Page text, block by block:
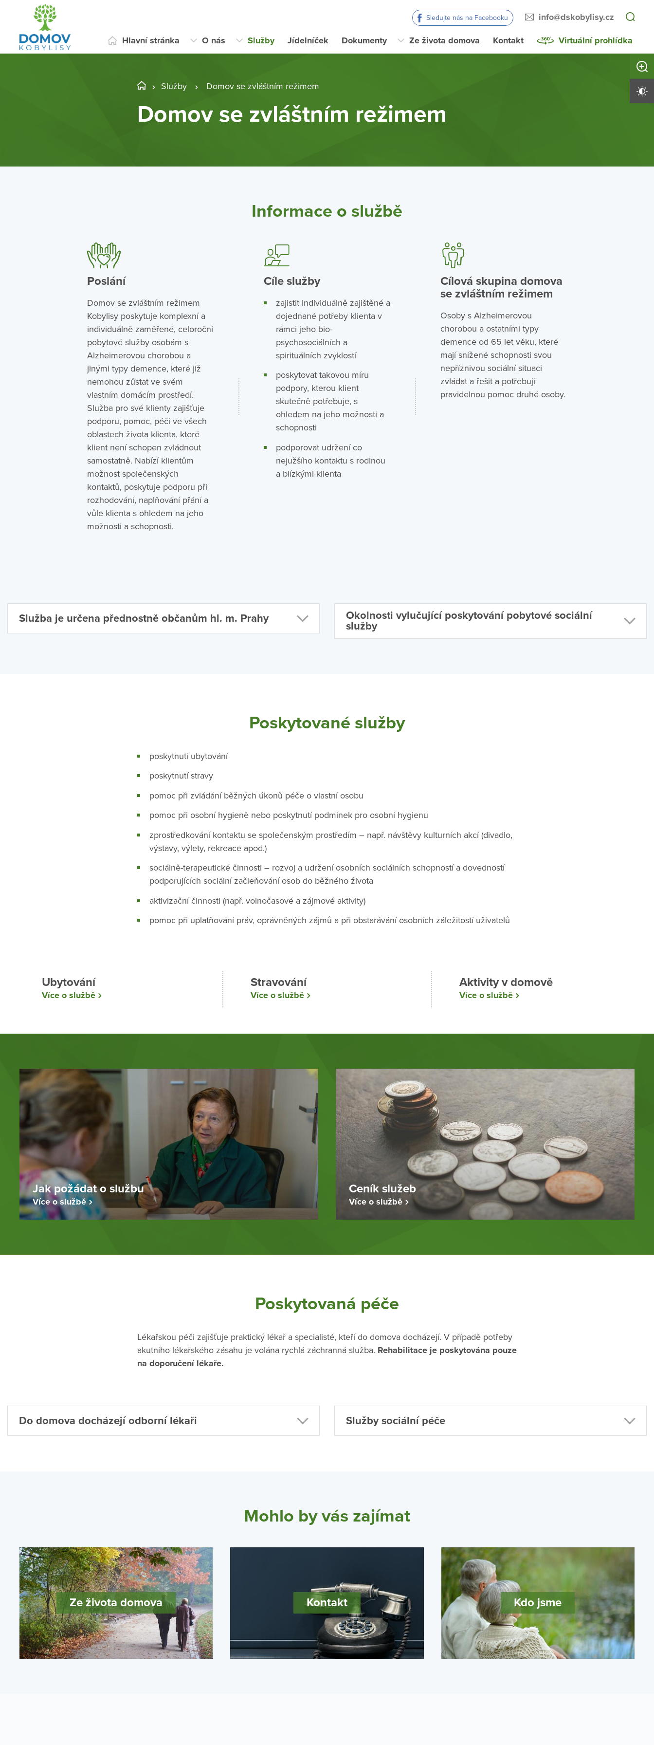
Sledujte nás na Facebooku info@dskobylisy.cz
Hlavní stránka O nás Služby Jídelníček Dokumenty Ze života domova Kontakt Virtuální prohlídka
Služby Domov se zvláštním režimem
Domov se zvláštním režimem
Informace o službě
Poslání
Domov se zvláštním režimem
Kobylisy poskytuje komplexní a
individuálně zaměřené, celoroční
pobytové služby osobám s
Alzheimerovou chorobou a
jinými typy demence, které již
nemohou zůstat ve svém
vlastním domácím prostředí.
Služba pro své klienty zajišťuje
podporu, pomoc, péči ve všech
oblastech života klienta, které
klient není schopen zvládnout
samostatně. Nabízí klientům
možnost společenských
kontaktů, poskytuje podporu při
rozhodování, naplňování přání a
vůle klienta s ohledem na jeho
možnosti a schopnosti.
Cíle služby
zajistit individuálně zajištěné a
dojednané potřeby klienta v
rámci jeho bio-
psychosociálních a
spirituálních zvyklostí
poskytovat takovou míru
podpory, kterou klient
skutečně potřebuje, s
ohledem na jeho možnosti a
schopnosti
podporovat udržení co
nejužšího kontaktu s rodinou
a blízkými klienta
Cílová skupina domova
se zvláštním režimem
Osoby s Alzheimerovou
chorobou a ostatními typy
demence od 65 let věku, které
mají snížené schopnosti svou
nepříznivou sociální situaci
zvládat a řešit a potřebují
pravidelnou pomoc druhé osoby.
Služba je určena přednostně občanům hl. m. Prahy
Okolnosti vylučující poskytování pobytové sociální
služby
Poskytované služby
poskytnutí ubytování
poskytnutí stravy
pomoc při zvládání běžných úkonů péče o vlastní osobu
pomoc při osobní hygieně nebo poskytnutí podmínek pro osobní hygienu
zprostředkování kontaktu se společenským prostředím – např. návštěvy kulturních akcí (divadlo,
výstavy, výlety, rekreace apod.)
sociálně-terapeutické činnosti – rozvoj a udržení osobních sociálních schopností a dovedností
podporujících sociální začleňování osob do běžného života
aktivizační činnosti (např. volnočasové a zájmové aktivity)
pomoc při uplatňování práv, oprávněných zájmů a při obstarávání osobních záležitostí uživatelů
Ubytování
Více o službě
Stravování
Více o službě
Aktivity v domově
Více o službě
Jak požádat o službu
Více o službě
Ceník služeb
Více o službě
Poskytovaná péče
Lékařskou péči zajišťuje praktický lékař a specialisté, kteří do domova docházejí. V případě potřeby
akutního lékařského zásahu je volána rychlá záchranná služba. Rehabilitace je poskytována pouze
na doporučení lékaře.
Do domova docházejí odborní lékaři Služby sociální péče
Mohlo by vás zajímat
Ze života domova Kontakt Kdo jsme